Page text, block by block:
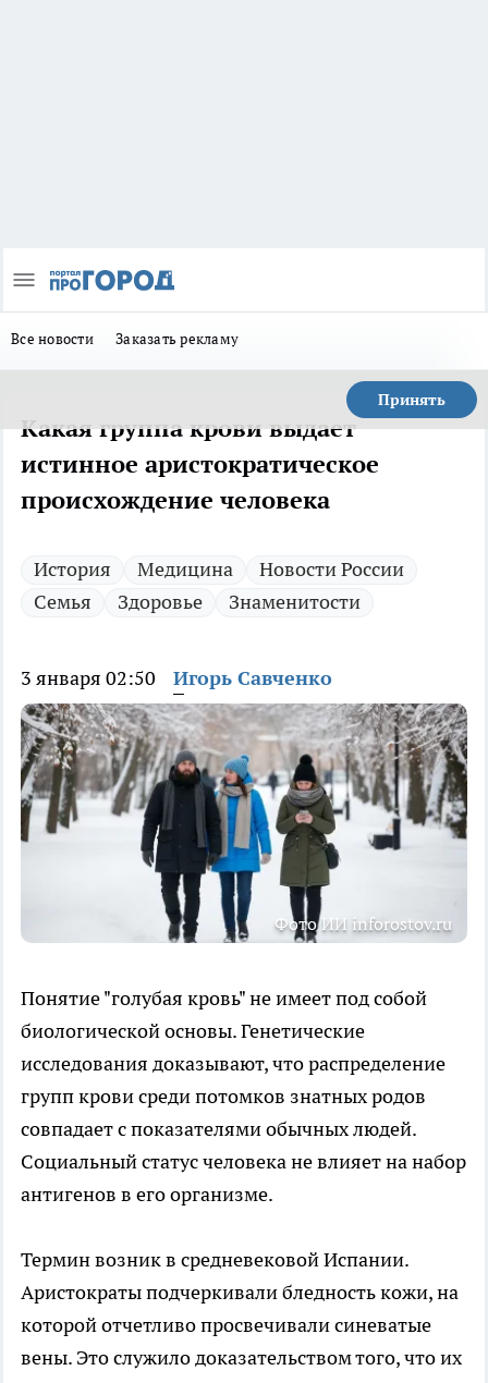
Все новости Заказать рекламу
Принять
Какая группа крови выдает
истинное аристократическое
происхождение человека
История Медицина
Новости России
Семья
Здоровье Знаменитости
3 января 02:50 Игорь Савченко
Фото ИИ inforostov.ru
Понятие "голубая кровь" не имеет под собой
биологической основы. Генетические
исследования доказывают, что распределение
групп крови среди потомков знатных родов
совпадает с показателями обычных людей.
Социальный статус человека не влияет на набор
антигенов в его организме.
Термин возник в средневековой Испании.
Аристократы подчеркивали бледность кожи, на
которой отчетливо просвечивали синеватые
вены. Это служило доказательством того, что их